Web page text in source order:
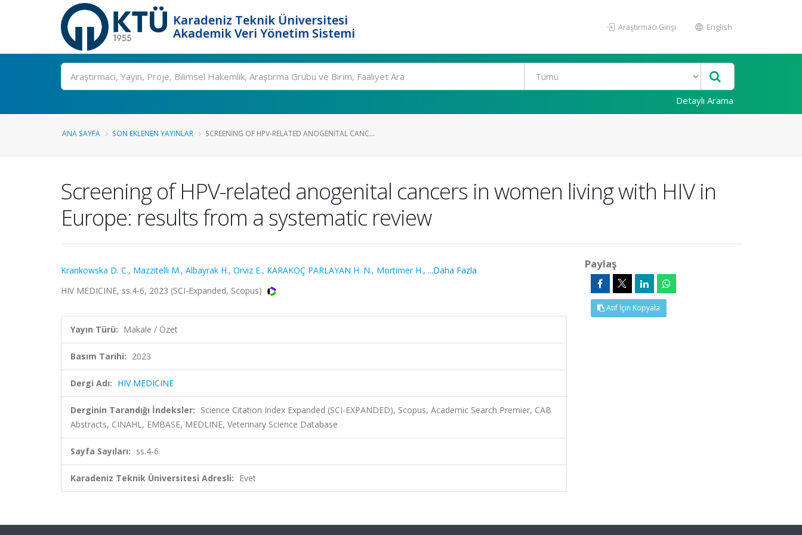
Karadeniz Teknik Üniversitesi
Akademik Veri Yönetim Sistemi
Araştırmacı Girişi English
Ara
Detaylı Arama
ANA SAYFA SON EKLENEN YAYINLAR SCREENING OF HPV-RELATED ANOGENITAL CANC...
Screening of HPV-related anogenital cancers in women living with HIV in
Europe: results from a systematic review
Krankowska D. C., Mazzitelli M., Albayrak H., Orviz E., KARAKOÇ PARLAYAN H. N., Mortimer H., ...Daha Fazla
HIV MEDICINE, ss.4-6, 2023 (SCI-Expanded, Scopus)
Yayın Türü: Makale / Özet
Basım Tarihi: 2023
Dergi Adı: HIV MEDICINE
Derginin Tarandığı İndeksler: Science Citation Index Expanded (SCI-EXPANDED), Scopus, Academic Search Premier, CAB
Abstracts, CINAHL, EMBASE, MEDLINE, Veterinary Science Database
Sayfa Sayıları: ss.4-6
Karadeniz Teknik Üniversitesi Adresli: Evet
Paylaş
Atıf İçin Kopyala